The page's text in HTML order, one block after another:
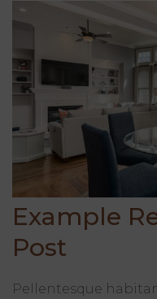
Example
Post
Pellentesque